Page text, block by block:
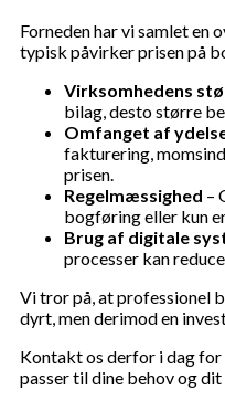
Forneden har vi samlet en
typisk påvirker prisen på
Virksomhedens
bilag, desto større
Omfanget af
fakturering,
prisen.
Regelmæssighed –
bogføring eller kun
Brug af digitale
processer kan
Vi tror på, at professionel
dyrt, men derimod en
Kontakt os derfor i dag
passer til dine behov og